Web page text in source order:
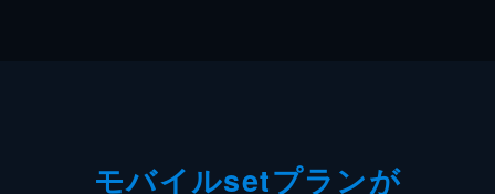
モバイルsetプランが